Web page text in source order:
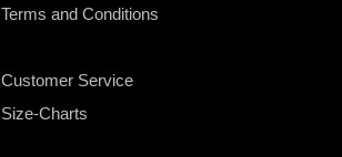
Terms and Conditions
Customer Service
Size-Charts